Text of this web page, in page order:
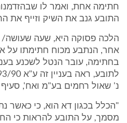
חתימה אחת, ואמר לו
התובע גנב את השיק וזייף את
הלכה פסוקה היא, שעה
אחר, הנתבע מכוח חתימתו על
בחתימה, עובר הנטל לשכנע
נ' שאול רחמים בע"מ ואח', סעיף 14:
"הכלל בכגון דא הוא, כי כאשר
מסמך, על התובע להראות כי